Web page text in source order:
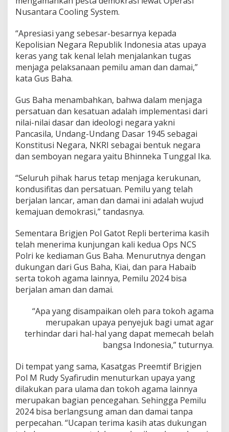
Nusantara Cooling System.
“Apresiasi yang sebesar-besarnya kepada
Kepolisian Negara Republik Indonesia atas upaya
keras yang tak kenal lelah menjalankan tugas
menjaga pelaksanaan pemilu aman dan damai,”
kata Gus Baha.
Gus Baha menambahkan, bahwa dalam menjaga
persatuan dan kesatuan adalah implementasi dari
nilai-nilai dasar dan ideologi negara yakni
Pancasila, Undang-Undang Dasar 1945 sebagai
Konstitusi Negara, NKRI sebagai bentuk negara
dan semboyan negara yaitu Bhinneka Tunggal Ika.
“Seluruh pihak harus tetap menjaga kerukunan,
kondusifitas dan persatuan. Pemilu yang telah
berjalan lancar, aman dan damai ini adalah wujud
kemajuan demokrasi,” tandasnya.
Sementara Brigjen Pol Gatot Repli berterima kasih
telah menerima kunjungan kali kedua Ops NCS
Polri ke kediaman Gus Baha. Menurutnya dengan
dukungan dari Gus Baha, Kiai, dan para Habaib
serta tokoh agama lainnya, Pemilu 2024 bisa
berjalan aman dan damai.
“Apa yang disampaikan oleh para tokoh agama
merupakan upaya penyejuk bagi umat agar
terhindar dari hal-hal yang dapat memecah belah
bangsa Indonesia,” tuturnya.
Di tempat yang sama, Kasatgas Preemtif Brigjen
Pol M Rudy Syafirudin menuturkan upaya yang
dilakukan para ulama dan tokoh agama lainnya
merupakan bagian pencegahan. Sehingga Pemilu
2024 bisa berlangsung aman dan damai tanpa
perpecahan. “Ucapan terima kasih atas dukungan